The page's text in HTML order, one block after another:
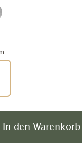
In den